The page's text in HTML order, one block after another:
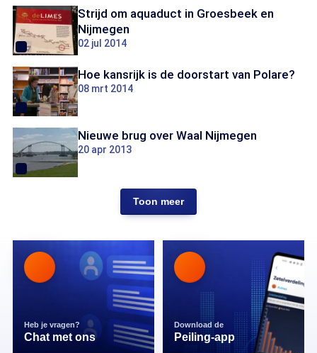
Strijd om aquaduct in Groesbeek en
Nijmegen
02 jul 2014
Hoe kansrijk is de doorstart van Polare?
08 mrt 2014
Nieuwe brug over Waal Nijmegen
20 apr 2013
Toon meer
Heb je vragen?
Chat met ons
Download de
Peiling-app